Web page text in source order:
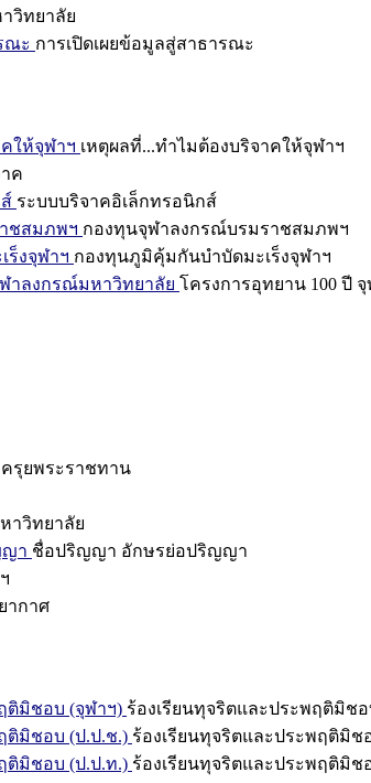
วิทยาลัย
ณะ การเปิดเผยข้อมูลสู่สาธารณะ
ให้จุฬาฯ เหตุผลที่...ทำไมต้องบริจาคให้จุฬาฯ
ค
ระบบบริจาคอิเล็กทรอนิกส์
ชสมภพฯ กองทุนจุฬาลงกรณ์บรมราชสมภพฯ
ร็งจุฬาฯ กองทุนภูมิคุ้มกันบำบัดมะเร็งจุฬาฯ
าลงกรณ์มหาวิทยาลัย โครงการอุทยาน 100 ปี
ครุยพระราชทาน
าวิทยาลัย
ญา ชื่อปริญญา อักษรย่อปริญญา
ากาศ
ติมิชอบ (จุฬาฯ) ร้องเรียนทุจริตและประพฤติมิช
ติมิชอบ (ป.ป.ช.) ร้องเรียนทุจริตและประพฤติมิช
ติมิชอบ (ป.ป.ท.) ร้องเรียนทุจริตและประพฤติมิช